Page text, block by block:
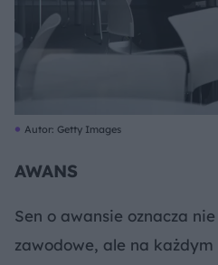
Autor: Getty Images
AWANS
Sen o awansie oznacza
zawodowe, ale na każdym